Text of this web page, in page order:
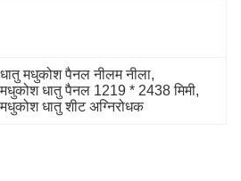
धातु मधुकोश पैनल नीलम नीला,
मधुकोश धातु पैनल 1219 * 2438 मिमी,
मधुकोश धातु शीट अग्निरोधक